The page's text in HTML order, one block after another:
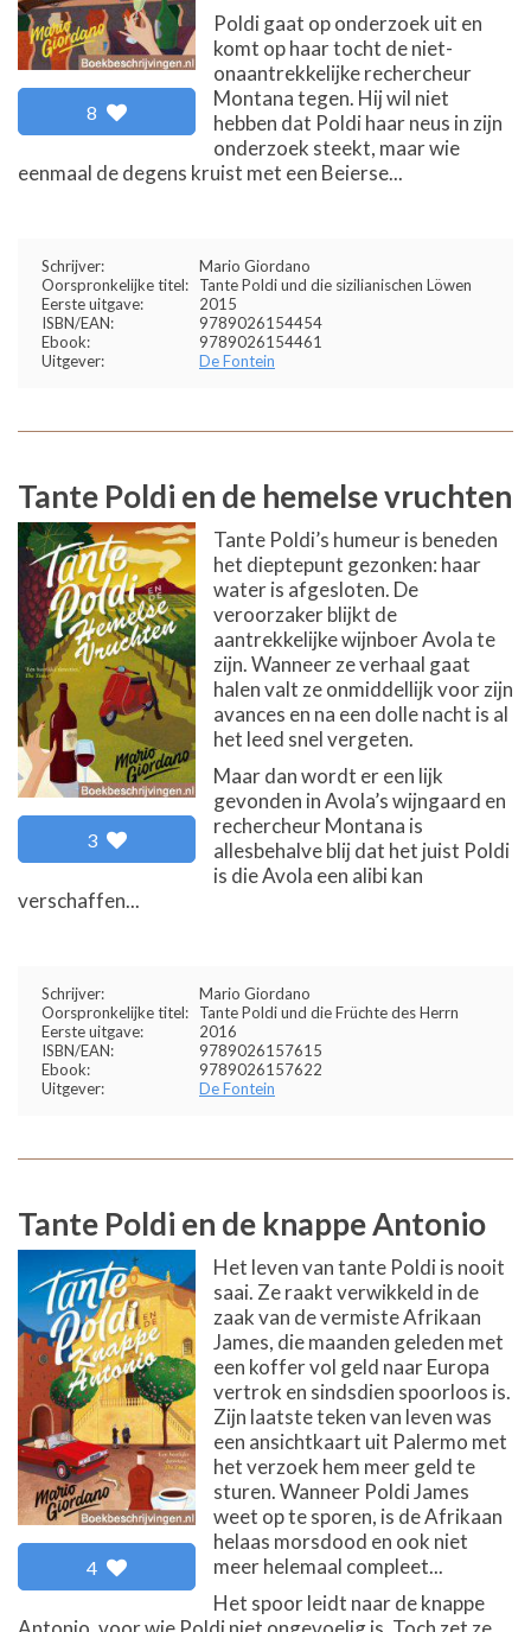
8
Poldi gaat op onderzoek uit en
komt op haar tocht de niet-
onaantrekkelijke rechercheur
Montana tegen. Hij wil niet
hebben dat Poldi haar neus in zijn
onderzoek steekt, maar wie
eenmaal de degens kruist met een Beierse...
Schrijver:
Mario Giordano
Oorspronkelijke titel:
Tante Poldi und die sizilianischen Löwen
Eerste uitgave:
2015
ISBN/EAN:
9789026154454
Ebook:
9789026154461
Uitgever:
De Fontein
Tante Poldi en de hemelse vruchten
3
Tante Poldi’s humeur is beneden
het dieptepunt gezonken: haar
water is afgesloten. De
veroorzaker blijkt de
aantrekkelijke wijnboer Avola te
zijn. Wanneer ze verhaal gaat
halen valt ze onmiddellijk voor zijn
avances en na een dolle nacht is al
het leed snel vergeten.
Maar dan wordt er een lijk
gevonden in Avola’s wijngaard en
rechercheur Montana is
allesbehalve blij dat het juist Poldi
is die Avola een alibi kan
verschaffen...
Schrijver:
Mario Giordano
Oorspronkelijke titel:
Tante Poldi und die Früchte des Herrn
Eerste uitgave:
2016
ISBN/EAN:
9789026157615
Ebook:
9789026157622
Uitgever:
De Fontein
Tante Poldi en de knappe Antonio
4
Het leven van tante Poldi is nooit
saai. Ze raakt verwikkeld in de
zaak van de vermiste Afrikaan
James, die maanden geleden met
een koffer vol geld naar Europa
vertrok en sindsdien spoorloos is.
Zijn laatste teken van leven was
een ansichtkaart uit Palermo met
het verzoek hem meer geld te
sturen. Wanneer Poldi James
weet op te sporen, is de Afrikaan
helaas morsdood en ook niet
meer helemaal compleet...
Het spoor leidt naar de knappe